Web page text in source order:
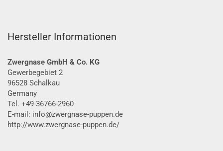
Hersteller Informationen
Zwergnase GmbH & Co. KG
Gewerbegebiet 2
96528 Schalkau
Germany
Tel. +49-36766-2960
E-mail: info@zwergnase-puppen.de
http://www.zwergnase-puppen.de/